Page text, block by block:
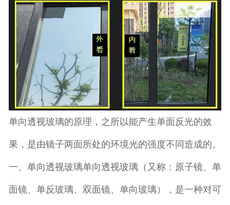
单向透视玻璃的原理，之所以能产生单面反光的效
果，是由镜子两面所处的环境光的强度不同造成的。
一、单向透视玻璃单向透视玻璃（又称：原子镜、单
面镜、单反玻璃、双面镜、单向玻璃），是一种对可